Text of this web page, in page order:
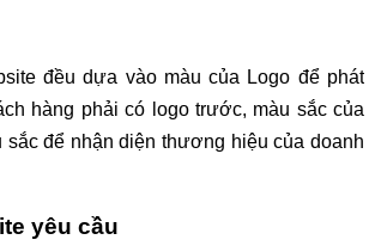
đều dựa vào màu của Logo để phát
hàng phải có logo trước, màu sắc của
sắc để nhận diện thương hiệu của doanh
yêu cầu